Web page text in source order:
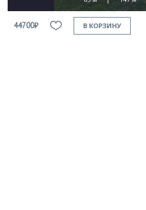
44700₽ В КОРЗИНУ